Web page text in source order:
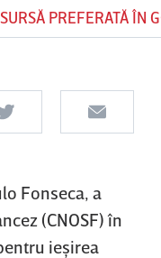
PREFERATĂ ÎN
Fonseca, a
(CNOSF) în
ieşirea